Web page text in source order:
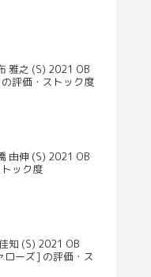
雅之 (S) 2021 OB
評価・ストック度
由伸 (S) 2021 OB
ック度
知 (S) 2021 OB
ーズ] の評価・ス